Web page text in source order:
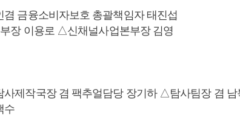
금융소비자보호 총괄책임자 태진섭
장 이용로 △신채널사업본부장 김영
제작국장 겸 팩추얼담당 장기하 △탐사팀장 겸 남
수